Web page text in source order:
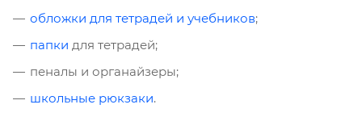
обложки для тетрадей и учебников;
папки для тетрадей;
пеналы и органайзеры;
школьные рюкзаки.